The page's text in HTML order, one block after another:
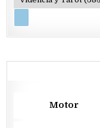
Motor